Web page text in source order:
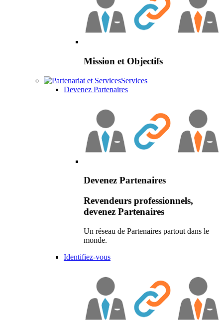
Mission et Objectifs
Services
Devenez Partenaires
Devenez Partenaires
Revendeurs professionnels,
devenez Partenaires
Un réseau de Partenaires partout dans le
monde.
Identifiez-vous